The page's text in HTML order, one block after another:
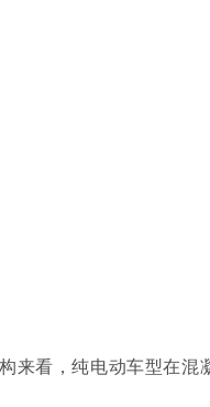
来看，纯电动车型在混